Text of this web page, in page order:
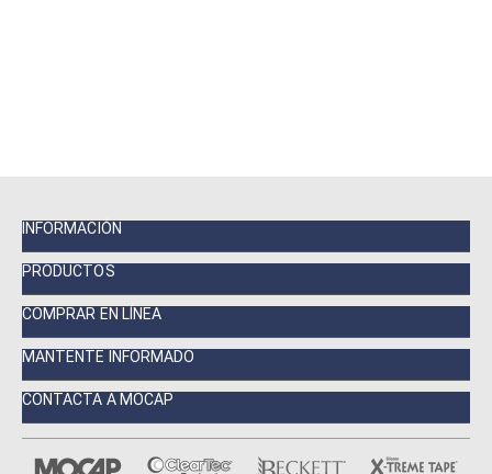
INFORMACIÓN
PRODUCTOS
COMPRAR EN LÍNEA
MANTENTE INFORMADO
CONTACTA A MOCAP